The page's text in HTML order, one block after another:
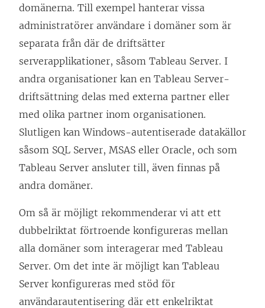
domänerna. Till exempel hanterar vissa
administratörer användare i domäner som är
separata från där de driftsätter
serverapplikationer, såsom Tableau Server. I
andra organisationer kan en Tableau Server-
driftsättning delas med externa partner eller
med olika partner inom organisationen.
Slutligen kan Windows-autentiserade datakällor
såsom SQL Server, MSAS eller Oracle, och som
Tableau Server ansluter till, även finnas på
andra domäner.
Om så är möjligt rekommenderar vi att ett
dubbelriktat förtroende konfigureras mellan
alla domäner som interagerar med Tableau
Server. Om det inte är möjligt kan Tableau
Server konfigureras med stöd för
användarautentisering där ett enkelriktat